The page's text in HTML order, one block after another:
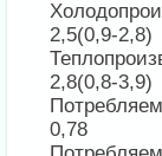
2,5(0,9-2,8)
2,8(0,8-3,9)
0,78